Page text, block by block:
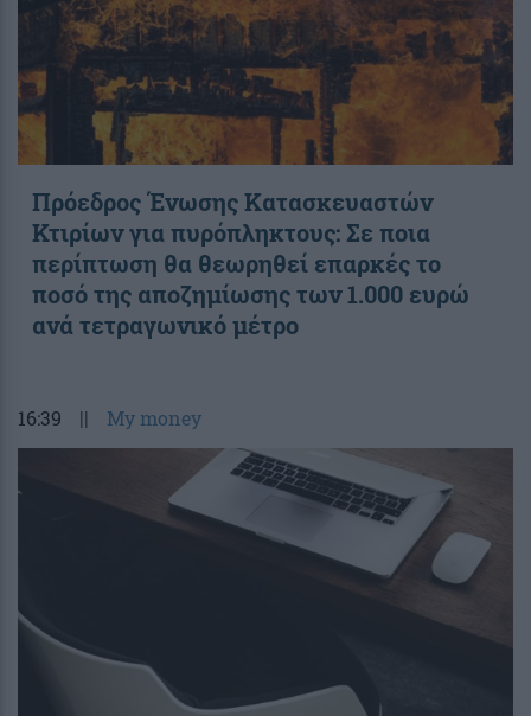
Πρόεδρος Ένωσης Κατασκευαστών
Κτιρίων για πυρόπληκτους: Σε ποια
περίπτωση θα θεωρηθεί επαρκές το
ποσό της αποζημίωσης των 1.000 ευρώ
ανά τετραγωνικό μέτρο
16:39 || My money